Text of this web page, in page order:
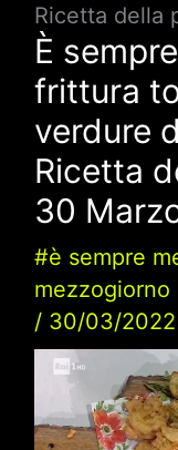
Ricetta della
È
frittura
verdure
Ricetta
30
#è sempre
mezzogiorno
/ 30/03/2022